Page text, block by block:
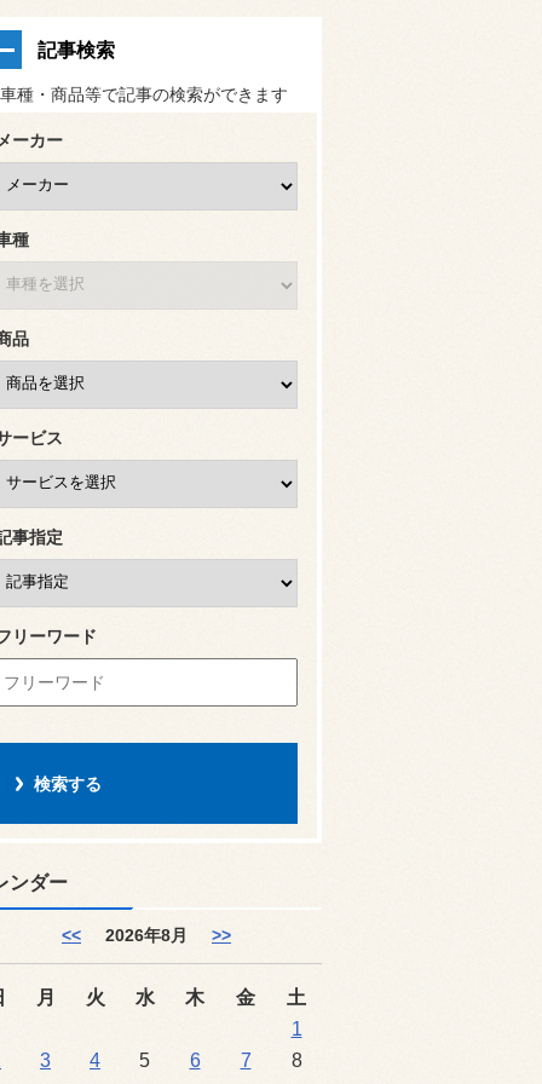
記事検索
種・商品等で記事の検索ができます
ーカー
種
品
ービス
事指定
リーワード
ンダー
<< 2026年8月 >>
月 火 水 木 金
土
1
3 4 5 6 7
8